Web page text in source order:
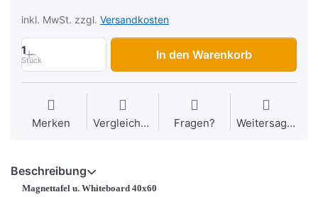
inkl. MwSt. zzgl. Versandkosten
1
Stück In den Warenkorb
Merken Vergleichen Fragen? Weitersagen
Beschreibung
Magnettafel u. Whiteboard 40x60